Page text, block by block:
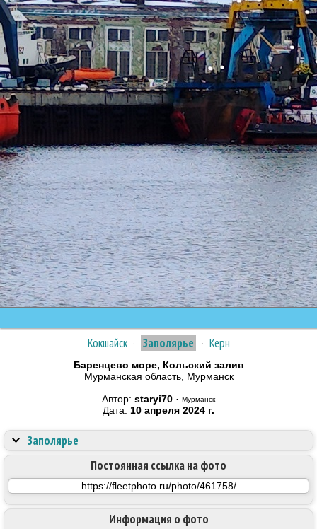
Кокшайск· Заполярье · Керн
Баренцево море, Кольский залив
Мурманская область, Мурманск
Автор: staryi70 · Мурманск
Дата: 10 апреля 2024 г.
Информация о фото
Постоянная ссылка на фото
Заполярье